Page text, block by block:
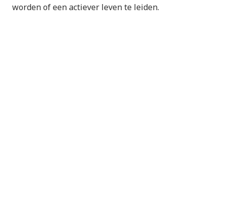
worden of een actiever leven te leiden.